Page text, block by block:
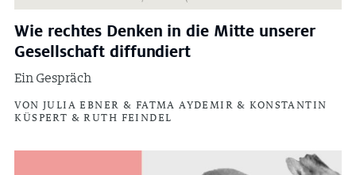
Wie rechtes Denken in die Mitte unserer
Gesellschaft diffundiert
Ein Gespräch
VON JULIA EBNER & FATMA AYDEMIR & KONSTANTIN
KÜSPERT & RUTH FEINDEL